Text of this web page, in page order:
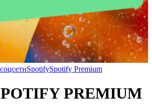
SpotifySpotify Premium
PREMIUM